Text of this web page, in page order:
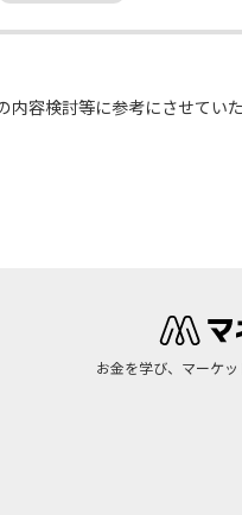
容検討等に参考にさせていた
お金を学び、マーケ